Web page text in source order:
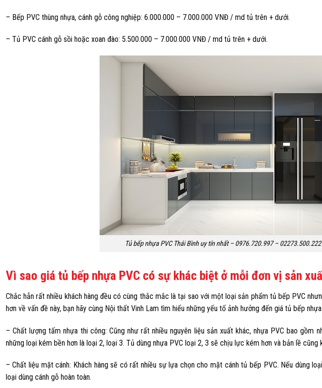
– Bếp PVC thùng nhựa, cánh gỗ công nghiệp: 6.000.000 – 7.000.000 VNĐ / md tủ trên + dưới.
– Tủ PVC cánh gỗ sồi hoặc xoan đào: 5.500.000 – 7.000.000 VNĐ / md tủ trên + dưới.
Tủ bếp nhựa PVC Thái Bình uy tín nhất – 0976.720.997 –
Vì sao giá tủ bếp nhựa PVC có sự khác biệt ở mỗi đơn vị sản
Chắc hẳn rất nhiều khách hàng đều có cùng thắc mắc là tại sao với một loại sản phẩm tủ bếp PVC
hơn về vấn đề này, bạn hãy cùng Nội thất Vinh Lam tìm hiểu những yếu tố ảnh hưởng đến giá tủ bếp
– Chất lượng tấm nhựa thi công: Cũng như rất nhiều nguyên liệu sản xuất khác, nhựa PVC bao gồm
những loại kém bền hơn là loại 2, loại 3. Tủ dùng nhựa PVC loại 2, 3 sẽ chịu lực kém hơn và bản lề
– Chất liệu mặt cánh: Khách hàng sẽ có rất nhiều sự lựa chọn cho mặt cánh tủ bếp PVC. Nếu dùng
loại dùng cánh gỗ hoàn toàn.